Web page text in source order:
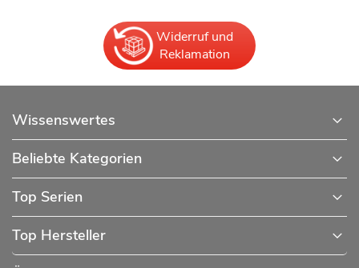
Widerruf und
Reklamation
Wissenswertes
Beliebte Kategorien
Top Serien
Top Hersteller